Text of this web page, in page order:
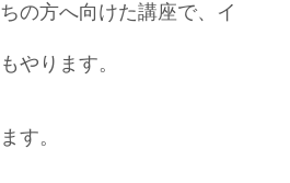
の方へ向けた講座で、イ
やります。
す。